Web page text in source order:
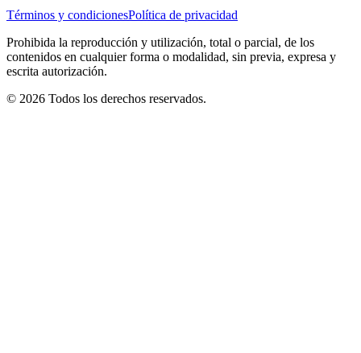
Términos y condicionesPolítica de privacidad
Prohibida la reproducción y utilización, total o parcial, de los
contenidos en cualquier forma o modalidad, sin previa, expresa y
escrita autorización.
© 2026 Todos los derechos reservados.